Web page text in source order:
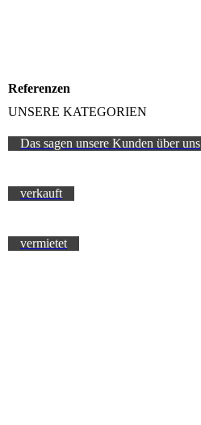
Referenzen
UNSERE KATEGORIEN
Das sagen unsere Kunden über uns
verkauft
vermietet